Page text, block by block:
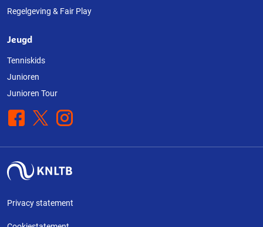
Regelgeving & Fair Play
Jeugd
Tenniskids
Junioren
Junioren Tour
Facebook
X Instagram
Privacy statement